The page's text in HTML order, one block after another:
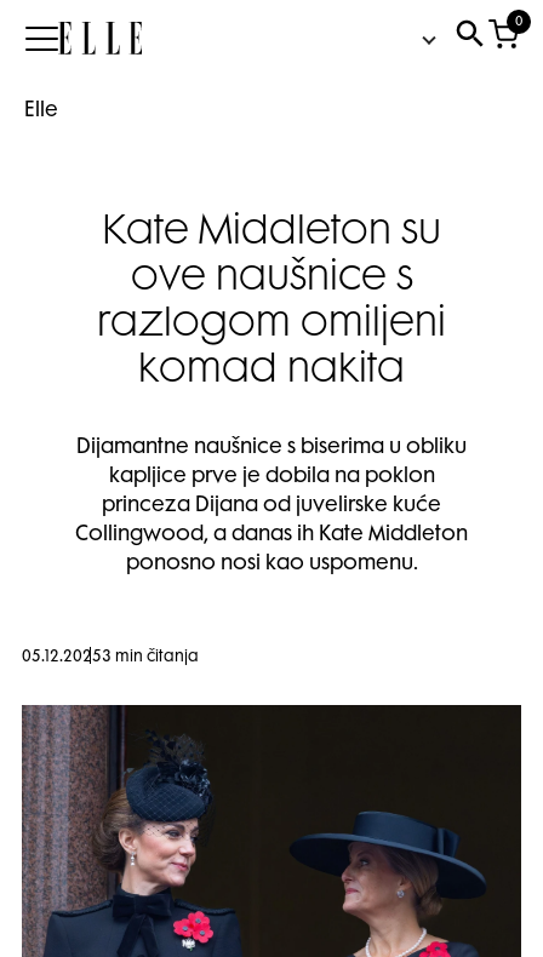
Elle
0
Elle
Kate Middleton su
ove naušnice s
razlogom omiljeni
komad nakita
Dijamantne naušnice s biserima u obliku
kapljice prve je dobila na poklon
princeza Dijana od juvelirske kuće
Collingwood, a danas ih Kate Middleton
ponosno nosi kao uspomenu.
05.12.20253 min čitanja